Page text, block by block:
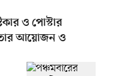
ও পোস্টার
আয়োজন ও